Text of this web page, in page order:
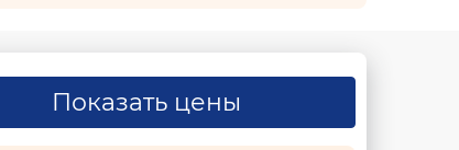
Показать цены